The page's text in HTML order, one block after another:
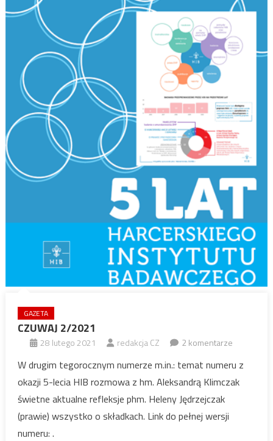
GAZETA
CZUWAJ 2/2021
28 lutego 2021 redakcja CZ 2 komentarze
W drugim tegorocznym numerze m.in.: temat numeru z
okazji 5-lecia HIB rozmowa z hm. Aleksandrą Klimczak
świetne aktualne refleksje phm. Heleny Jędrzejczak
(prawie) wszystko o składkach. Link do pełnej wersji
numeru: .